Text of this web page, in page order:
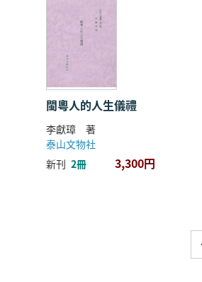
閩粵人的人生儀禮
李獻璋 著
泰山文物社
新刊 2冊 3,300円